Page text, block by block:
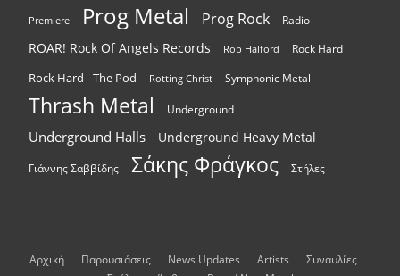
Premiere Prog Metal Prog Rock Radio
ROAR! Rock Of Angels Records Rob Halford Rock Hard
Rock Hard - The Pod Rotting Christ Symphonic Metal
Thrash Metal Underground
Underground Halls Underground Heavy Metal
Γιάννης Σαββίδης Σάκης Φράγκος Στήλες
Αρχική Παρουσιάσεις News Updates Artists
Συναυλίες